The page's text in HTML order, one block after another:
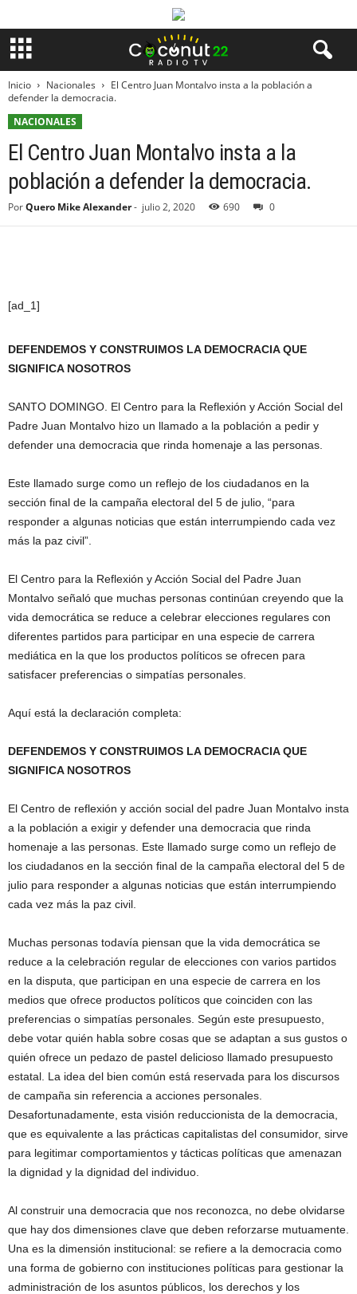
Inicio Nacionales
El Centro Juan Montalvo insta a la población a
defender la democracia.
NACIONALES
El Centro Juan Montalvo insta a la
población a defender la democracia.
PorQuero Mike Alexander- julio 2, 2020 690 0
[ad_1]
DEFENDEMOS Y CONSTRUIMOS LA DEMOCRACIA QUE
SIGNIFICA NOSOTROS
SANTO DOMINGO. El Centro para la Reflexión y Acción Social del
Padre Juan Montalvo hizo un llamado a la población a pedir y
defender una democracia que rinda homenaje a las personas.
Este llamado surge como un reflejo de los ciudadanos en la
sección final de la campaña electoral del 5 de julio, “para
responder a algunas noticias que están interrumpiendo cada vez
más la paz civil”.
El Centro para la Reflexión y Acción Social del Padre Juan
Montalvo señaló que muchas personas continúan creyendo que la
vida democrática se reduce a celebrar elecciones regulares con
diferentes partidos para participar en una especie de carrera
mediática en la que los productos políticos se ofrecen para
satisfacer preferencias o simpatías personales.
Aquí está la declaración completa:
DEFENDEMOS Y CONSTRUIMOS LA DEMOCRACIA QUE
SIGNIFICA NOSOTROS
El Centro de reflexión y acción social del padre Juan Montalvo insta
a la población a exigir y defender una democracia que rinda
homenaje a las personas. Este llamado surge como un reflejo de
los ciudadanos en la sección final de la campaña electoral del 5 de
julio para responder a algunas noticias que están interrumpiendo
cada vez más la paz civil.
Muchas personas todavía piensan que la vida democrática se
reduce a la celebración regular de elecciones con varios partidos
en la disputa, que participan en una especie de carrera en los
medios que ofrece productos políticos que coinciden con las
preferencias o simpatías personales. Según este presupuesto,
debe votar quién habla sobre cosas que se adaptan a sus gustos o
quién ofrece un pedazo de pastel delicioso llamado presupuesto
estatal. La idea del bien común está reservada para los discursos
de campaña sin referencia a acciones personales.
Desafortunadamente, esta visión reduccionista de la democracia,
que es equivalente a las prácticas capitalistas del consumidor, sirve
para legitimar comportamientos y tácticas políticas que amenazan
la dignidad y la dignidad del individuo.
Al construir una democracia que nos reconozca, no debe olvidarse
que hay dos dimensiones clave que deben reforzarse mutuamente.
Una es la dimensión institucional: se refiere a la democracia como
una forma de gobierno con instituciones políticas para gestionar la
administración de los asuntos públicos, los derechos y los